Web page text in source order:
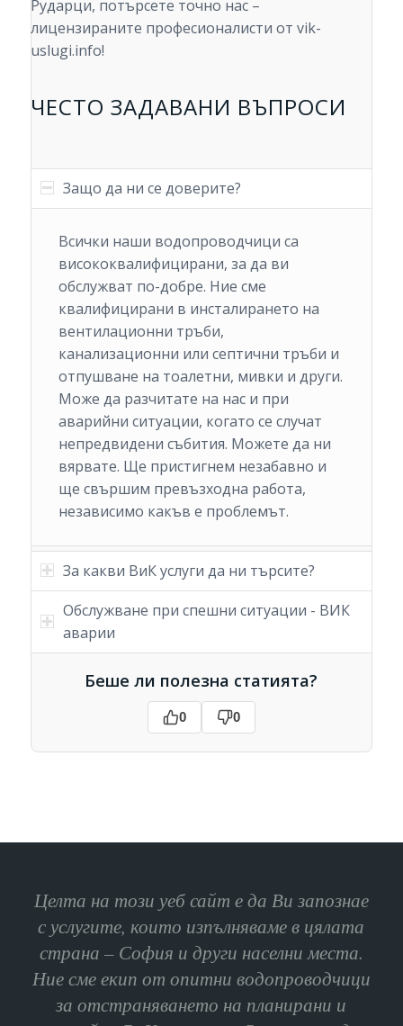
Рударци, потърсете точно нас –
лицензираните професионалисти от vik-
uslugi.info!
ЧЕСТО ЗАДАВАНИ ВЪПРОСИ
Защо да ни се доверите?
Всички наши водопроводчици са
висококвалифицирани, за да ви
обслужват по-добре. Ние сме
квалифицирани в инсталирането на
вентилационни тръби,
канализационни или септични тръби и
отпушване на тоалетни, мивки и други.
Може да разчитате на нас и при
аварийни ситуации, когато се случат
непредвидени събития. Можете да ни
вярвате. Ще пристигнем незабавно и
ще свършим превъзходна работа,
независимо какъв е проблемът.
За какви ВиК услуги да ни търсите?
Обслужване при спешни ситуации - ВИК
аварии
Беше ли полезна статията?
0 0
Целта на този уеб сайт е да Ви запознае
с услугите, които изпълняваме в цялата
страна – София и други населни места.
Ние сме екип от опитни водопроводчици
за отстраняването на планирани и